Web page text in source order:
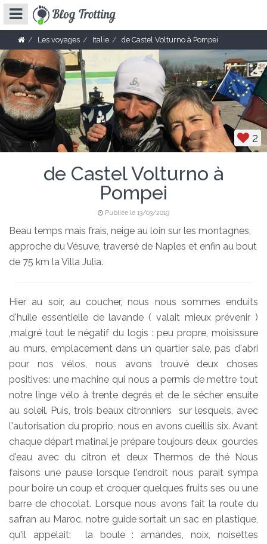
Les voyages Italie de Castel Volturno à Pompei
2
de Castel Volturno à
Pompei
Publiée le 13/03/2019
Beau temps mais frais, neige au loin sur les montagnes,
approche du Vésuve, traversé de Naples et enfin au bout
de 75 km la Villa Julia.
Hier au soir, au coucher, nous nous sommes enduits
d'huile essentielle de lavande ( valait mieux prévenir )
,malgré tout le négatif du logis : peu propre, moisissure
au murs, emplacement dans un quartier sale, pas d'abri
pour nos vélos, nous avons trouvé deux choses
positives: une machine qui nous a permis de mettre tout
notre linge vélo à trente degrés et de le sécher ensuite
au soleil. Puis, trois beaux citronniers sur lesquels, avec
l'autorisation du proprio, nous en avons cueillis six. Avant
chaque départ matinal je prépare toujours deux gourdes
d'eau avec du citron et deux Thermos de thé Nous
faisons une pause lorsque l'endroit nous parait sympa
pour boire un coup et croquer quelques fruits ses ou une
barre de chocolat. Lorsque nous avons fait la route du
safran au Maroc, notre guide sortait un sac en plastique,
qu'il appelait: la boule : amandes, noix, noisettes